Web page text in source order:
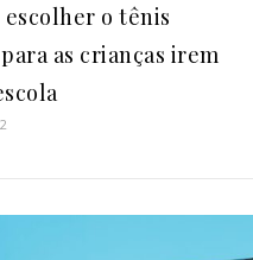
escolher o tênis
as crianças irem